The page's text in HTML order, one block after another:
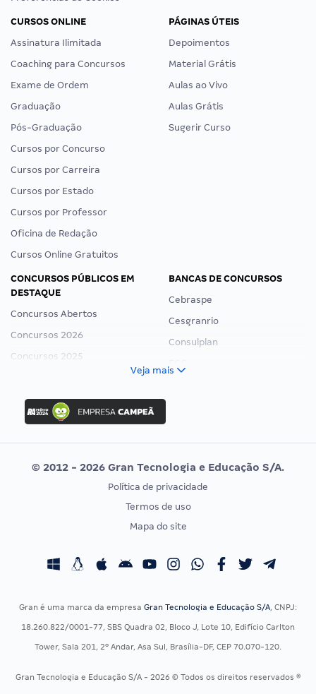
CURSOS ONLINE
Assinatura Ilimitada
Coaching para Concursos
Exame de Ordem
Graduação
Pós-Graduação
Cursos por Concurso
Cursos por Carreira
Cursos por Estado
Cursos por Professor
Oficina de Redação
Cursos Online Gratuitos
PÁGINAS ÚTEIS
Depoimentos
Material Grátis
Aulas ao Vivo
Aulas Grátis
Sugerir Curso
CONCURSOS PÚBLICOS EM
DESTAQUE
Concursos Abertos
Concursos 2026
Concursos 2025
Concurso Ibama
Concurso MPU
Editais publicados
BANCAS DE CONCURSOS
Cebraspe
Cesgranrio
Consulplan
Vunesp
CONCURSOS POR PROFISSÃO
Concursos Fiscais
Residência Multiprofissional
EXAME DE ORDEM
Calendário OAB
Veja mais
© 2012 - 2026 Gran Tecnologia e Educação S/A.
Política de privacidade
Termos de uso
Mapa do site
Gran é uma marca da empresa Gran Tecnologia e Educação S/A, CNPJ:
18.260.822/0001-77, SBS Quadra 02, Bloco J, Lote 10, Edifício Carlton
Tower, Sala 201, 2º Andar, Asa Sul, Brasília-DF, CEP 70.070-120.
Gran Tecnologia e Educação S/A - 2026 © Todos os direitos reservados ®